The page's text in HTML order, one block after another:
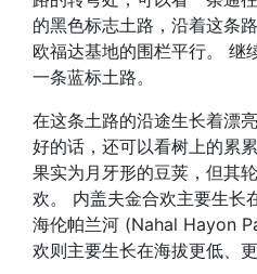
的黑色标志土路，沿着这条
欧福达基地的围栏平行。 继
一条蓝标土路。
在这条土路的沿途生长着漂
好的话，还可以看树上的累
果实为月牙形的豆荚，但其
欢。 内盖夫金合欢主要生长
海伦帕兰河 (Nahal Hayon
欢则主要生长在海拔更低、更